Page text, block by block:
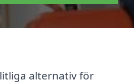
alternativ för